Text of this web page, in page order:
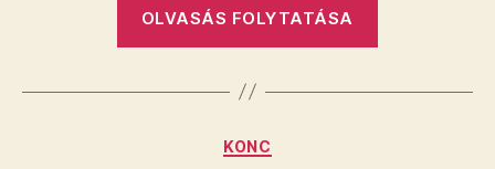
OLVASÁS FOLYTATÁSA
Kategóriák
KONC